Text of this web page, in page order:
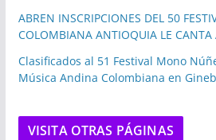
ABREN INSCRIPCIONES DEL 50
COLOMBIANA ANTIOQUIA LE
Clasificados al 51 Festival Mono
Música Andina Colombiana en
VISITA OTRAS PÁGINAS